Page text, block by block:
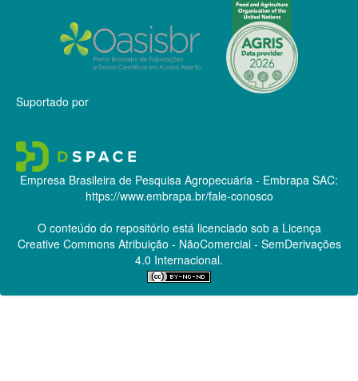
Suportado por
Empresa Brasileira de Pesquisa Agropecuária - Embrapa SAC:
https://www.embrapa.br/fale-conosco
O conteúdo do repositório está licenciado sob a Licença
Creative CommonsAtribuição - NãoComercial - SemDerivações
4.0 Internacional.